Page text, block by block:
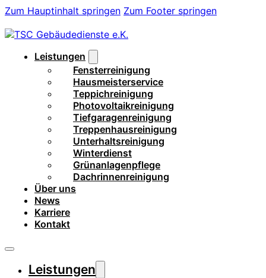
Zum Hauptinhalt springen Zum Footer springen
Leistungen
Fensterreinigung
Hausmeisterservice
Teppichreinigung
Photovoltaikreinigung
Tiefgaragenreinigung
Treppenhausreinigung
Unterhaltsreinigung
Winterdienst
Grünanlagenpflege
Dachrinnenreinigung
Über uns
News
Karriere
Kontakt
Leistungen